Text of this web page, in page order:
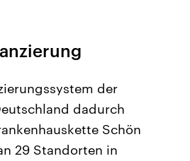
der
dadurch
Schön
29 Standorten in